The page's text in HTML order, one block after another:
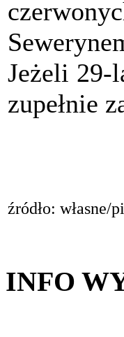
Jeżeli 29-
zupełnie
źródło: własne/
INFO